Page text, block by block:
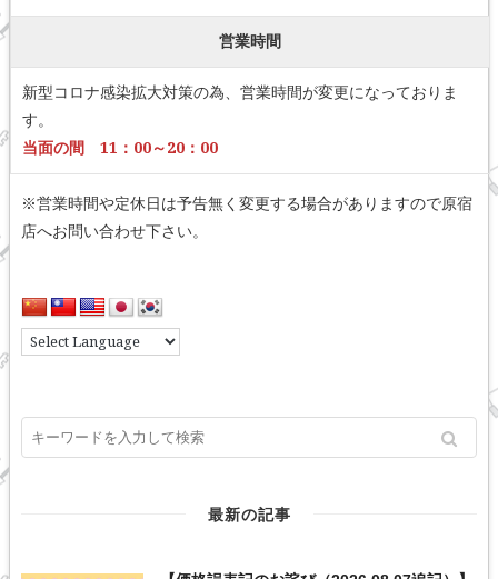
営業時間
新型コロナ感染拡大対策の為、営業時間が変更になっておりま
す。
当面の間 11：00～20：00
※営業時間や定休日は予告無く変更する場合がありますので原宿
店へお問い合わせ下さい。
最新の記事